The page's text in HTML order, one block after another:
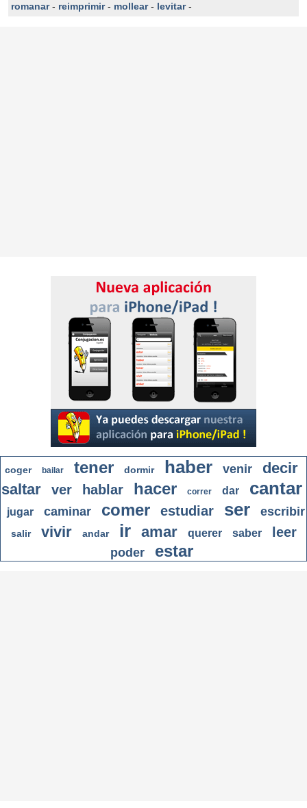
romanar- reimprimir- mollear- levitar-
coger bailar tener dormir haber venir
decir
saltar
ver hablar hacer correr dar cantar
jugar caminar comer estudiar ser escribir
salir vivir andar ir amar querer saber leer
poder estar